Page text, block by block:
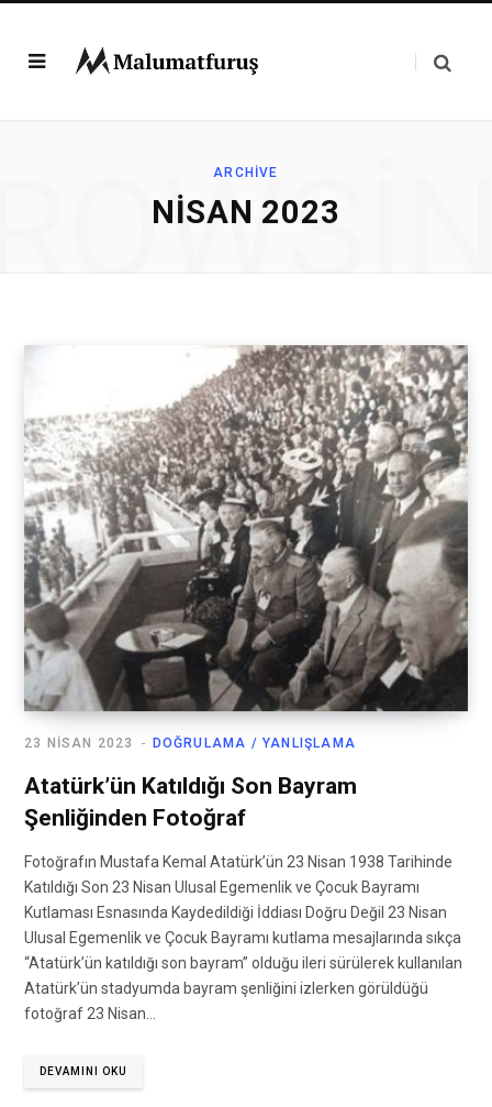
ARCHIVE
NISAN 2023
DOĞRULAMA / YANLIŞLAMA
23 NISAN 2023
Atatürk’ün Katıldığı Son Bayram
Şenliğinden Fotoğraf
Fotoğrafın Mustafa Kemal Atatürk’ün 23 Nisan 1938 Tarihinde
Katıldığı Son 23 Nisan Ulusal Egemenlik ve Çocuk Bayramı
Kutlaması Esnasında Kaydedildiği İddiası Doğru Değil 23 Nisan
Ulusal Egemenlik ve Çocuk Bayramı kutlama mesajlarında sıkça
“Atatürk’ün katıldığı son bayram” olduğu ileri sürülerek kullanılan
Atatürk’ün stadyumda bayram şenliğini izlerken görüldüğü
fotoğraf 23 Nisan…
DEVAMINI OKU